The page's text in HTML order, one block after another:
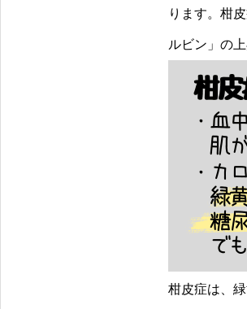
ります。柑
ルビン」の上
柑皮症は、